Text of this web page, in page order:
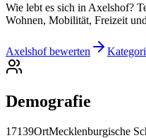
Wie lebt es sich in Axelshof?
Wohnen, Mobilität, Freizeit
Axelshof bewerten
Demografie
17139OrtMecklenburgische